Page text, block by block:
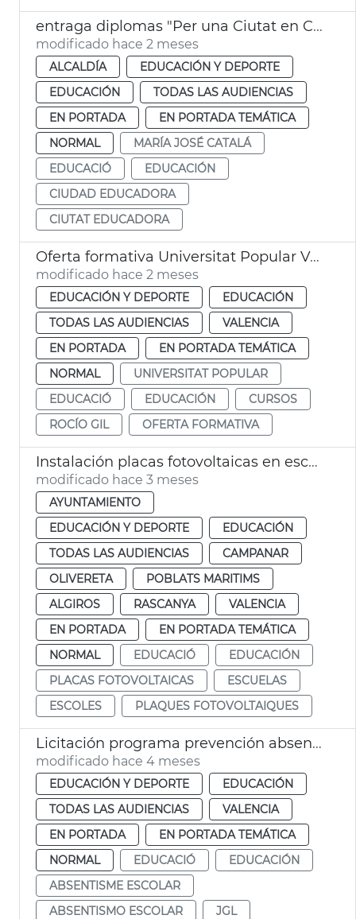
entraga diplomas "Per una Ciutat en Convivència"
modificado hace 2 meses
ALCALDÍA
EDUCACIÓN Y DEPORTE
EDUCACIÓN
TODAS LAS AUDIENCIAS
EN PORTADA
EN PORTADA TEMÁTICA
NORMAL
MARÍA JOSÉ CATALÁ
EDUCACIÓ
EDUCACIÓN
CIUDAD EDUCADORA
CIUTAT EDUCADORA
Oferta formativa Universitat Popular València
modificado hace 2 meses
EDUCACIÓN Y DEPORTE
EDUCACIÓN
TODAS LAS AUDIENCIAS
VALENCIA
EN PORTADA
EN PORTADA TEMÁTICA
NORMAL
UNIVERSITAT POPULAR
EDUCACIÓ
EDUCACIÓN
CURSOS
ROCÍO GIL
OFERTA FORMATIVA
Instalación placas fotovoltaicas en escuelas infantiles de València
modificado hace 3 meses
AYUNTAMIENTO
EDUCACIÓN Y DEPORTE
EDUCACIÓN
TODAS LAS AUDIENCIAS
CAMPANAR
OLIVERETA
POBLATS MARITIMS
ALGIROS
RASCANYA
VALENCIA
EN PORTADA
EN PORTADA TEMÁTICA
NORMAL
EDUCACIÓ
EDUCACIÓN
PLACAS FOTOVOLTAICAS
ESCUELAS
ESCOLES
PLAQUES FOTOVOLTAIQUES
Licitación programa prevención absentismo escolar Ayuntamiento València
modificado hace 4 meses
EDUCACIÓN Y DEPORTE
EDUCACIÓN
TODAS LAS AUDIENCIAS
VALENCIA
EN PORTADA
EN PORTADA TEMÁTICA
NORMAL
EDUCACIÓ
EDUCACIÓN
ABSENTISME ESCOLAR
ABSENTISMO ESCOLAR
JGL